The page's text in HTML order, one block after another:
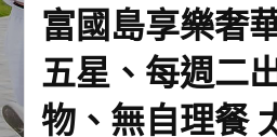
富國島享樂奢
五星、每週二
物、無自理餐